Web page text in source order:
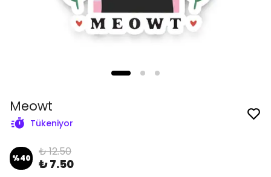
Meowt
Tükeniyor
%40 ₺ 12.50
₺ 7.50